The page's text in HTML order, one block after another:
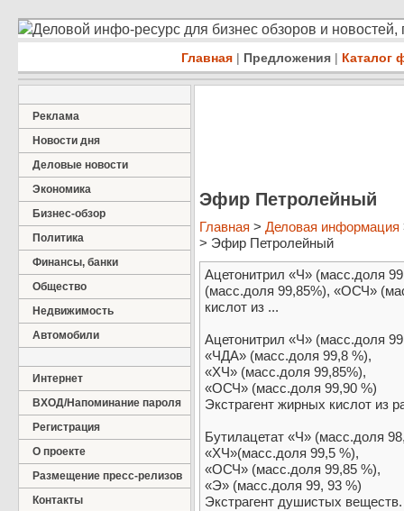
Деловой инфо-ресурс для бизнес обзоров и
Главная | Предложения | Каталог
Реклама
Новости дня
Деловые новости
Экономика
Бизнес-обзор
Политика
Финансы, банки
Общество
Недвижимость
Автомобили
Интернет
ВХОД/Напоминание пароля
Регистрация
О проекте
Размещение пресс-релизов
Контакты
Эфир Петролейный
Главная > Деловая информация
> Эфир Петролейный
Ацетонитрил «Ч» (масс.доля
(масс.доля 99,85%), «ОСЧ»
кислот из ...
Ацетонитрил «Ч» (масс.доля
«ЧДА» (масс.доля 99,8 %),
«ХЧ» (масс.доля 99,85%),
«ОСЧ» (масс.доля 99,90 %)
Экстрагент жирных кислот из
Бутилацетат «Ч» (масс.доля
«ХЧ»(масс.доля 99,5 %),
«ОСЧ» (масс.доля 99,85 %),
«Э» (масс.доля 99, 93 %)
Экстрагент душистых веществ.